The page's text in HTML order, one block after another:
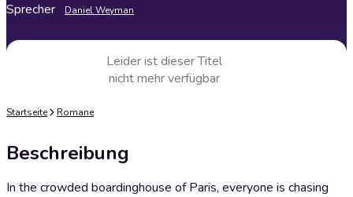
Sprecher Daniel Weyman
Leider ist dieser Titel
nicht mehr verfügbar
Startseite Romane
Beschreibung
In the crowded boardinghouse of Paris, everyone is chasing